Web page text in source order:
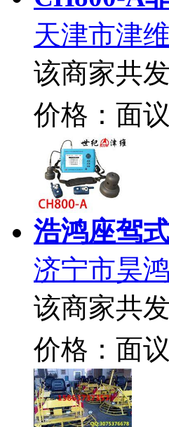
天津市津
该商家共
价格：面议
浩鸿座驾
济宁市昊
该商家共
价格：面议